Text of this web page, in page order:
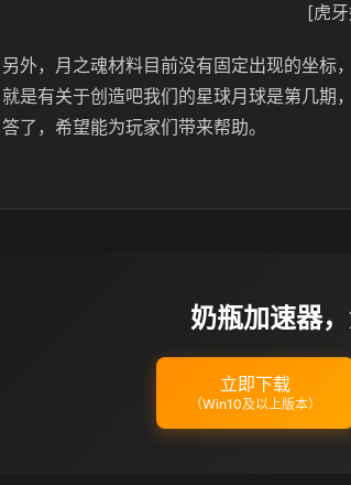
[虎
另外，月之魂材料目前没有固定出现的坐标
就是有关于创造吧我们的星球月球是第几期
答了，希望能为玩家们带来帮助。
奶瓶加速器
立即下载
（Win10及以上版本）